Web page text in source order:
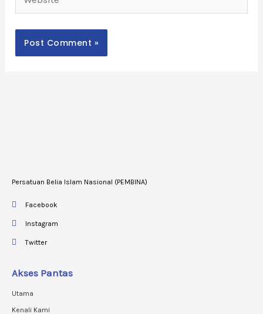
Persatuan Belia Islam Nasional (PEMBINA)
Facebook
Instagram
Twitter
Akses Pantas
Utama
Kenali Kami